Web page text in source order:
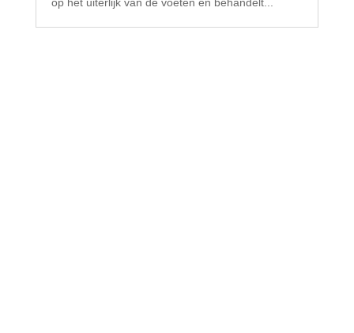
op het uiterlijk van de voeten en behandelt...